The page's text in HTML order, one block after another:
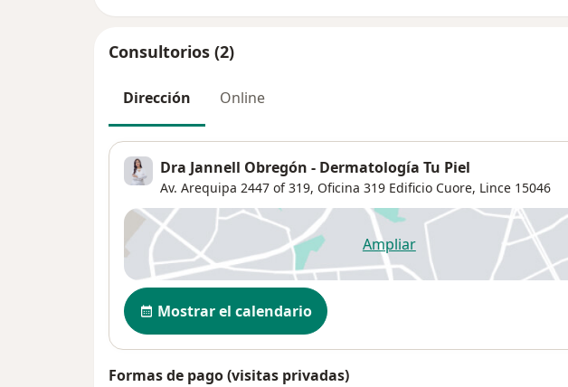
Consultorios (2)
Dirección Online
Dra Jannell Obregón - Dermatología Tu Piel
Av. Arequipa 2447 of 319, Oficina 319 Edificio Cuore, Lince 15046
Ampliarse abre en una nueva
Disponibilidad
Mostrar el calendario
Formas de pago (visitas privadas)